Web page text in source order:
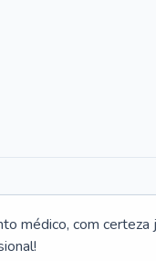
médico, com certeza